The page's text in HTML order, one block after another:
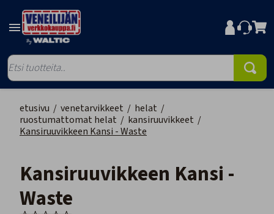
etusivu / venetarvikkeet / helat /
ruostumattomat helat / kansiruuvikkeet /
Kansiruuvikkeen Kansi - Waste
Kansiruuvikkeen Kansi -
Waste